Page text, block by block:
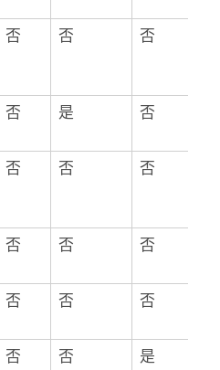
否 否 否
否 是 否
否 否 否
否 否 否
否 否 否
否 否
是